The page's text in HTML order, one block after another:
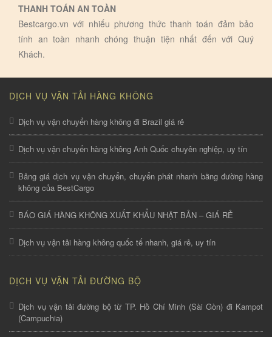
THANH TOÁN AN TOÀN
Bestcargo.vn với nhiếu phương thức thanh toán đảm bảo
tính an toàn nhanh chóng thuận tiện nhất đến với Quý
Khách.
DỊCH VỤ VẬN TẢI HÀNG KHÔNG
Dịch vụ vận chuyển hàng không đi Brazil giá rẻ
Dịch vụ vận chuyển hàng không Anh Quốc chuyên nghiệp, uy tín
Bảng giá dịch vụ vận chuyển, chuyển phát nhanh bằng đường hàng
không của BestCargo
BÁO GIÁ HÀNG KHÔNG XUẤT KHẨU NHẬT BẢN – GIÁ RẺ
Dịch vụ vận tải hàng không quốc tế nhanh, giá rẻ, uy tín
DỊCH VỤ VẬN TẢI ĐƯỜNG BỘ
Dịch vụ vận tải đường bộ từ TP. Hồ Chí Minh (Sài Gòn) đi Kampot
(Campuchia)